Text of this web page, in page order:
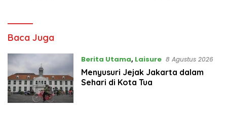
KabarJakarta.com
Baca Juga
Berita Utama, Laisure 8 Agustus 2026
Menyusuri Jejak Jakarta dalam
Sehari di Kota Tua